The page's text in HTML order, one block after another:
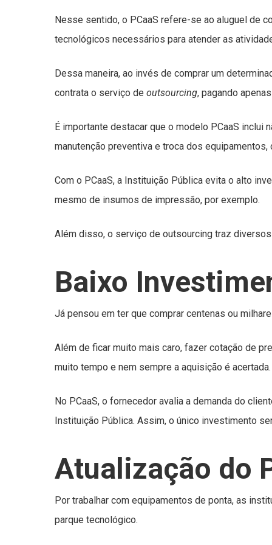
Nesse sentido, o PCaaS refere-se ao aluguel de
tecnológicos necessários para atender as
Dessa maneira, ao invés de comprar um
contrata o serviço de outsourcing, pagando
É importante destacar que o modelo PCaaS inclui
manutenção preventiva e troca dos
Com o PCaaS, a Instituição Pública evita o alto
mesmo de insumos de impressão, por exemplo.
Além disso, o serviço de outsourcing traz
Baixo
Já pensou em ter que comprar centenas ou
Além de ficar muito mais caro, fazer cotação de
muito tempo e nem sempre a aquisição é acertada.
No PCaaS, o fornecedor avalia a demanda do
Instituição Pública. Assim, o único investimento
Atualização do
Por trabalhar com equipamentos de ponta, as
parque tecnológico.